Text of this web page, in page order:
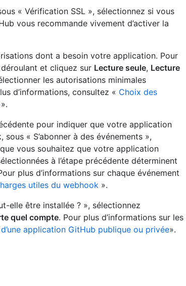
« Vérification SSL », sélectionnez si vous
vous recommande vivement d’activer la
dont a besoin votre application. Pour
et cliquez sur Lecture seule, Lecture
les autorisations minimales
d’informations, consultez « Choix des
».
pour indiquer que votre application
« S’abonner à des événements »,
vous souhaitez que votre application
à l’étape précédente déterminent
plus d’informations sur chaque événement
utiles du webhook ».
elle être installée ? », sélectionnez
quel compte. Pour plus d’informations sur les
application GitHub publique ou privée».